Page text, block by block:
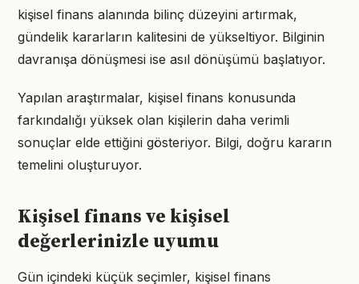
kişisel finans alanında bilinç düzeyini artırmak,
gündelik kararların kalitesini de yükseltiyor. Bilginin
davranışa dönüşmesi ise asıl dönüşümü başlatıyor.
Yapılan araştırmalar, kişisel finans konusunda
farkındalığı yüksek olan kişilerin daha verimli
sonuçlar elde ettiğini gösteriyor. Bilgi, doğru kararın
temelini oluşturuyor.
Kişisel finans ve kişisel
değerlerinizle uyumu
Gün içindeki küçük seçimler, kişisel finans